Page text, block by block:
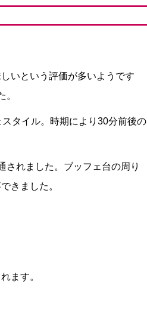
いという評価が多いようです
タイル。時期により30分前後の
されました。ブッフェ台の周り
きました。
ます。